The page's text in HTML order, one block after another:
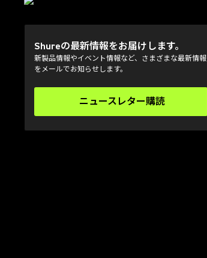
Shureの最新情報をお届けします。
新製品情報やイベント情報など、さまざまな最新情報
をメールでお知らせします。
ニュースレター購読
(Opens in a new tab)